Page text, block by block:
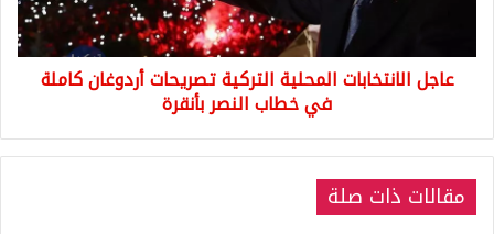
خطاب
النصرعاجل الانتخابات المحلية التركية تصريحات أردوغان كاملة
في خطاب النصر بأنقرة
مقالات ذات صلة